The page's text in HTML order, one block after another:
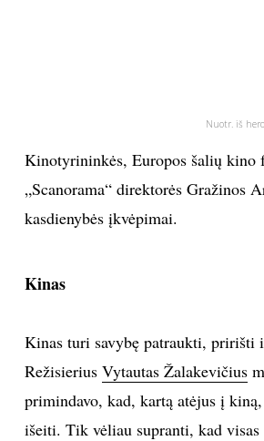
LAISVALAIKIS
TEATRAS
SPORTAS
Nuotr. iš
Kinotyrininkės, Europos šalių kino
„Scanorama“ direktorės Gražinos
kasdienybės įkvėpimai.
Kinas
Kinas turi savybę patraukti, pririšti
Režisierius Vytautas Žalakevičius
primindavo, kad, kartą atėjus į
išeiti. Tik vėliau supranti, kad visas